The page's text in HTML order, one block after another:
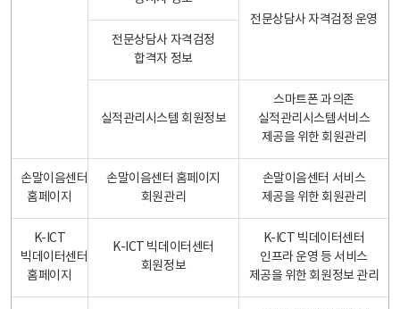
전문상담사 자격검정 운영
전문상담사 자격검정
합격자 정보
실적관리시스템 회원정보
스마트폰 과의존
실적관리시스템서비스
제공을 위한 회원관리
손말이음센터
홈페이지
손말이음센터 홈페이지
회원관리
손말이음센터 서비스
제공을 위한 회원관리
K-ICT
빅데이터센터
홈페이지
K-ICT 빅데이터센터
회원정보
K-ICT 빅데이터센터
인프라 운영 등 서비스
제공을 위한 회원정보 관리